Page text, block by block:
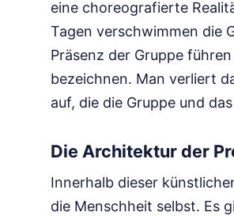
eine choreografierte
Tagen verschwimmen die
Präsenz der Gruppe
bezeichnen. Man verliert
auf, die die Gruppe und
Die Architektur der
Innerhalb dieser
die Menschheit selbst. Es